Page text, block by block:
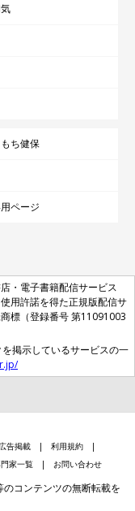
ち健保
ページ
・電子書籍配信サービス
用許諾を得た正規版配信サ
標（登録番号 第11091003
掲示しているサービスの一
広告掲載
利用規約
家一覧 お問い合わせ
コンテンツの無断転載を